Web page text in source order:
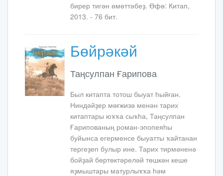
бирер тигән өмөттәбеҙ. Өфө: Китап,
2013. - 76 бит.
Бөйрәкәй
Таңсулпан Ғарипова
Был китапта тотош быуат һыйған.
Ниндәйҙер мөғжизә менән тарих
китаптары юҡҡа сыҡһа, Таңсулпан
Ғарипованың роман-эпопеяһы
буйынса егерменсе быуатты ҡайтанан
тергеҙеп булыр ине. Тарих тирмәненә
бойҙай бөртөктәреләй төшкән кеше
яҙмыштары матурлыҡҡа һәм